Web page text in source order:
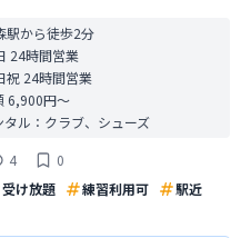
駅から徒歩2分
24時間営業
祝 24時間営業
6,900円〜
タル： クラブ、シューズ
4
0
受け放題 練習利用可
駅近